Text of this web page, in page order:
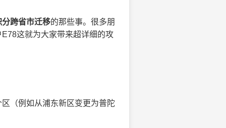
跨省市迁移的那些事。很多朋
这就为大家带来超详细的攻
（例如从浦东新区变更为普陀